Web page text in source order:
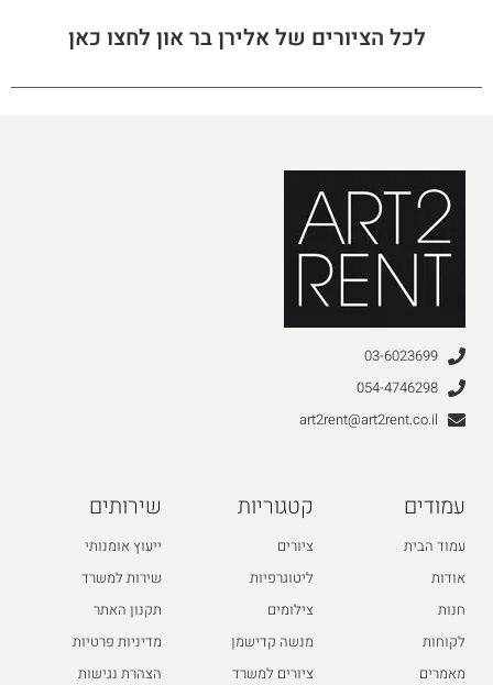
לכל הציורים של אלירן בר און לחצו כאן
03-6023699
054-4746298
art2rent@art2rent.co.il
עמודים
עמוד הבית
אודות
חנות
לקוחות
מאמרים
קטגוריות
ציורים
ליטוגרפיות
צילומים
מנשה קדישמן
ציורים למשרד
שירותים
ייעוץ אומנותי
שירות למשרד
תקנון האתר
מדיניות פרטיות
הצהרת נגישות